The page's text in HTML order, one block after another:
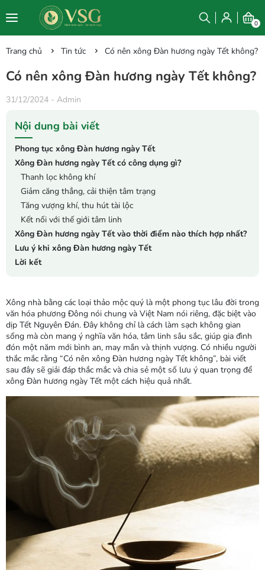
0
Trang chủ Tin tức Có nên xông Đàn hương ngày Tết không?
Có nên xông Đàn hương ngày Tết không?
31/12/2024 - Admin
Nội dung bài viết
Phong tục xông Đàn hương ngày Tết
Xông Đàn hương ngày Tết có công dụng gì?
Thanh lọc không khí
Giảm căng thẳng, cải thiện tâm trạng
Tăng vượng khí, thu hút tài lộc
Kết nối với thế giới tâm linh
Xông Đàn hương ngày Tết vào thời điểm nào thích hợp nhất?
Lưu ý khi xông Đàn hương ngày Tết
Lời kết
Xông nhà bằng các loại thảo mộc quý là một phong tục lâu đời trong
văn hóa phương Đông nói chung và Việt Nam nói riêng, đặc biệt vào
dịp Tết Nguyên Đán. Đây không chỉ là cách làm sạch không gian
sống mà còn mang ý nghĩa văn hóa, tâm linh sâu sắc, giúp gia đình
đón một năm mới bình an, may mắn và thịnh vượng. Có nhiều người
thắc mắc rằng “Có nên xông Đàn hương ngày Tết không”, bài viết
sau đây sẽ giải đáp thắc mắc và chia sẻ một số lưu ý quan trọng để
xông Đàn hương ngày Tết một cách hiệu quả nhất.